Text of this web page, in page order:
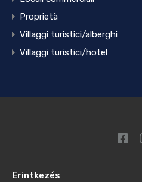
Proprietà
Villaggi turistici/alberghi
Villaggi turistici/hotel
Erintkezés